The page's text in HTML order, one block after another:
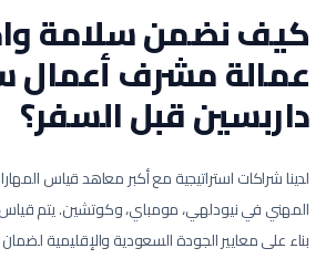
كيف نضمن سلامة
عمالةمشرف أعمال
داربسينقبل السفر؟
لدينا شراكات استراتيجية مع أكبر معاهد قياس
المهني في نيودلهي، مومباي، وكوتشين. يتم
بناء على معايير الجودة السعودية والإقليمية